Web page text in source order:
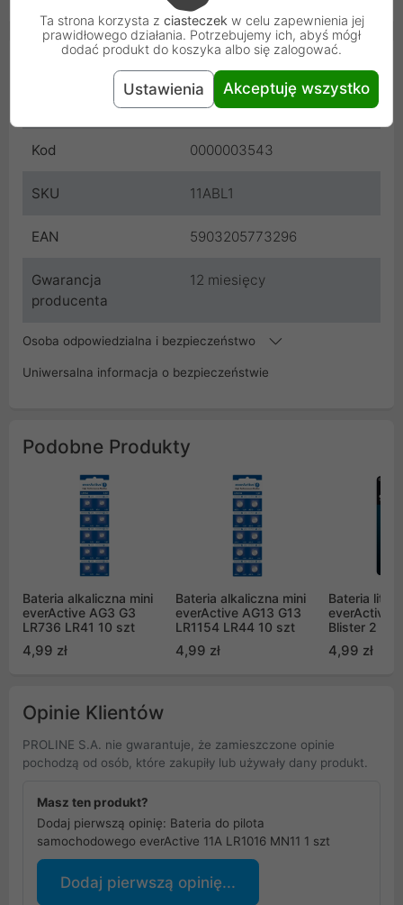
Cechy produktu
everActive
Kod 0000003543
SKU 11ABL1
EAN 5903205773296
Gwarancja
producenta
12 miesięcy
Osoba odpowiedzialna i bezpieczeństwo
Uniwersalna informacja o bezpieczeństwie
Podobne Produkty
Bateria alkaliczna mini
everActive AG3 G3
LR736 LR41 10 szt
4,99 zł
Bateria alkaliczna mini
everActive AG13 G13
LR1154 LR44 10 szt
4,99 zł
Bateria
everActive
Blister 2 szt
4,99 zł
Opinie Klientów
PROLINE S.A. nie gwarantuje, że zamieszczone opinie
pochodzą od osób, które zakupiły lub używały dany produkt.
Masz ten produkt?
Dodaj pierwszą opinię: Bateria do pilota
samochodowego everActive 11A LR1016 MN11 1 szt
Dodaj pierwszą opinię...
Ta strona korzysta z ciasteczek w celu zapewnienia jej
prawidłowego działania. Potrzebujemy ich, abyś mógł
dodać produkt do koszyka albo się zalogować.
Ustawienia Akceptuję wszystko